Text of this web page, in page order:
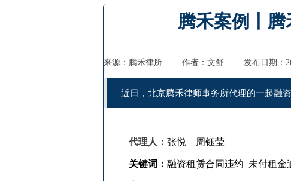
腾禾案例丨
来源： 腾禾律所 作者： 文舒 发布日期：
近日，北京腾禾律师事务所代理的一起融
代理人： 张悦 周钰莹
关键词 ： 融资租赁合同违约 未付租金